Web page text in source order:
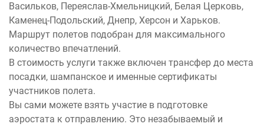
Васильков, Переяслав-Хмельницкий, Белая Церковь,
Каменец-Подольский, Днепр, Херсон и Харьков.
Маршрут полетов подобран для максимального
количество впечатлений.
В стоимость услуги также включен трансфер до места
посадки, шампанское и именные сертификаты
участников полета.
Вы сами можете взять участие в подготовке
аэростата к отправлению. Это незабываемый и